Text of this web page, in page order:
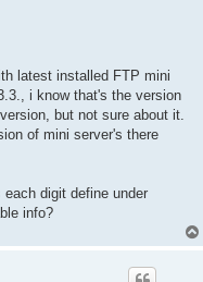
latest installed FTP mini
i know that's the version
but not sure about it.
of mini server's there
digit define under
info?